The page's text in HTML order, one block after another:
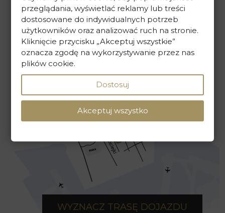
sekretariat@kancelaria-skarbiec.pl
NAPISZ DO NAS
WYZNACZ TRASĘ DOJAZDU
przeglądania, wyświetlać reklamy lub treści
dostosowane do indywidualnych potrzeb
użytkowników oraz analizować ruch na stronie.
Kliknięcie przycisku „Akceptuj wszystkie”
oznacza zgodę na wykorzystywanie przez nas
plików cookie.
Dostosuj
Akceptuj wszystko